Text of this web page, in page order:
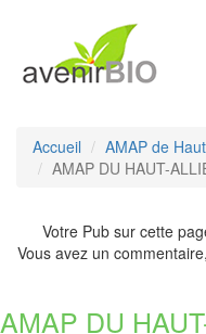
Accueil AMAP de
AMAP DU HAUT-
Votre Pub sur cette
Vous avez un
AMAP DU